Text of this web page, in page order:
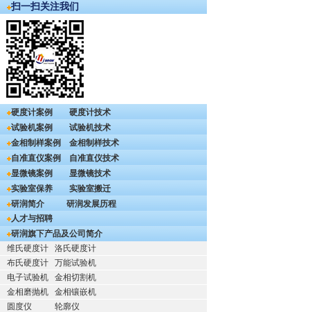
扫一扫关注我们
硬度计案例
硬度计技术
试验机案例
试验机技术
金相制样案例
金相制样技术
自准直仪案例
自准直仪技术
显微镜案例
显微镜技术
实验室保养
实验室搬迁
研润简介
研润发展历程
人才与招聘
研润旗下产品及公司简介
维氏硬度计
洛氏硬度计
布氏硬度计
万能试验机
电子试验机
金相切割机
金相磨抛机
金相镶嵌机
圆度仪
轮廓仪